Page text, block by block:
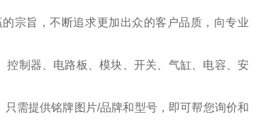
宗旨，不断追求更加出众的客户品质，向专业
制器、电路板、模块、开关、气缸、电容、安
需提供铭牌图片/品牌和型号，即可帮您询价和